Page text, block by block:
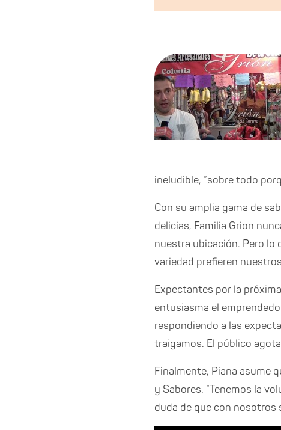
ineludible, “sobre todo
Con su amplia gama de
delicias, Familia Grion
nuestra ubicación. Pero lo
variedad prefieren
Expectantes por la
entusiasma el
respondiendo a las
traigamos. El público
Finalmente, Piana asume
y Sabores. “Tenemos la
duda de que con nosotros